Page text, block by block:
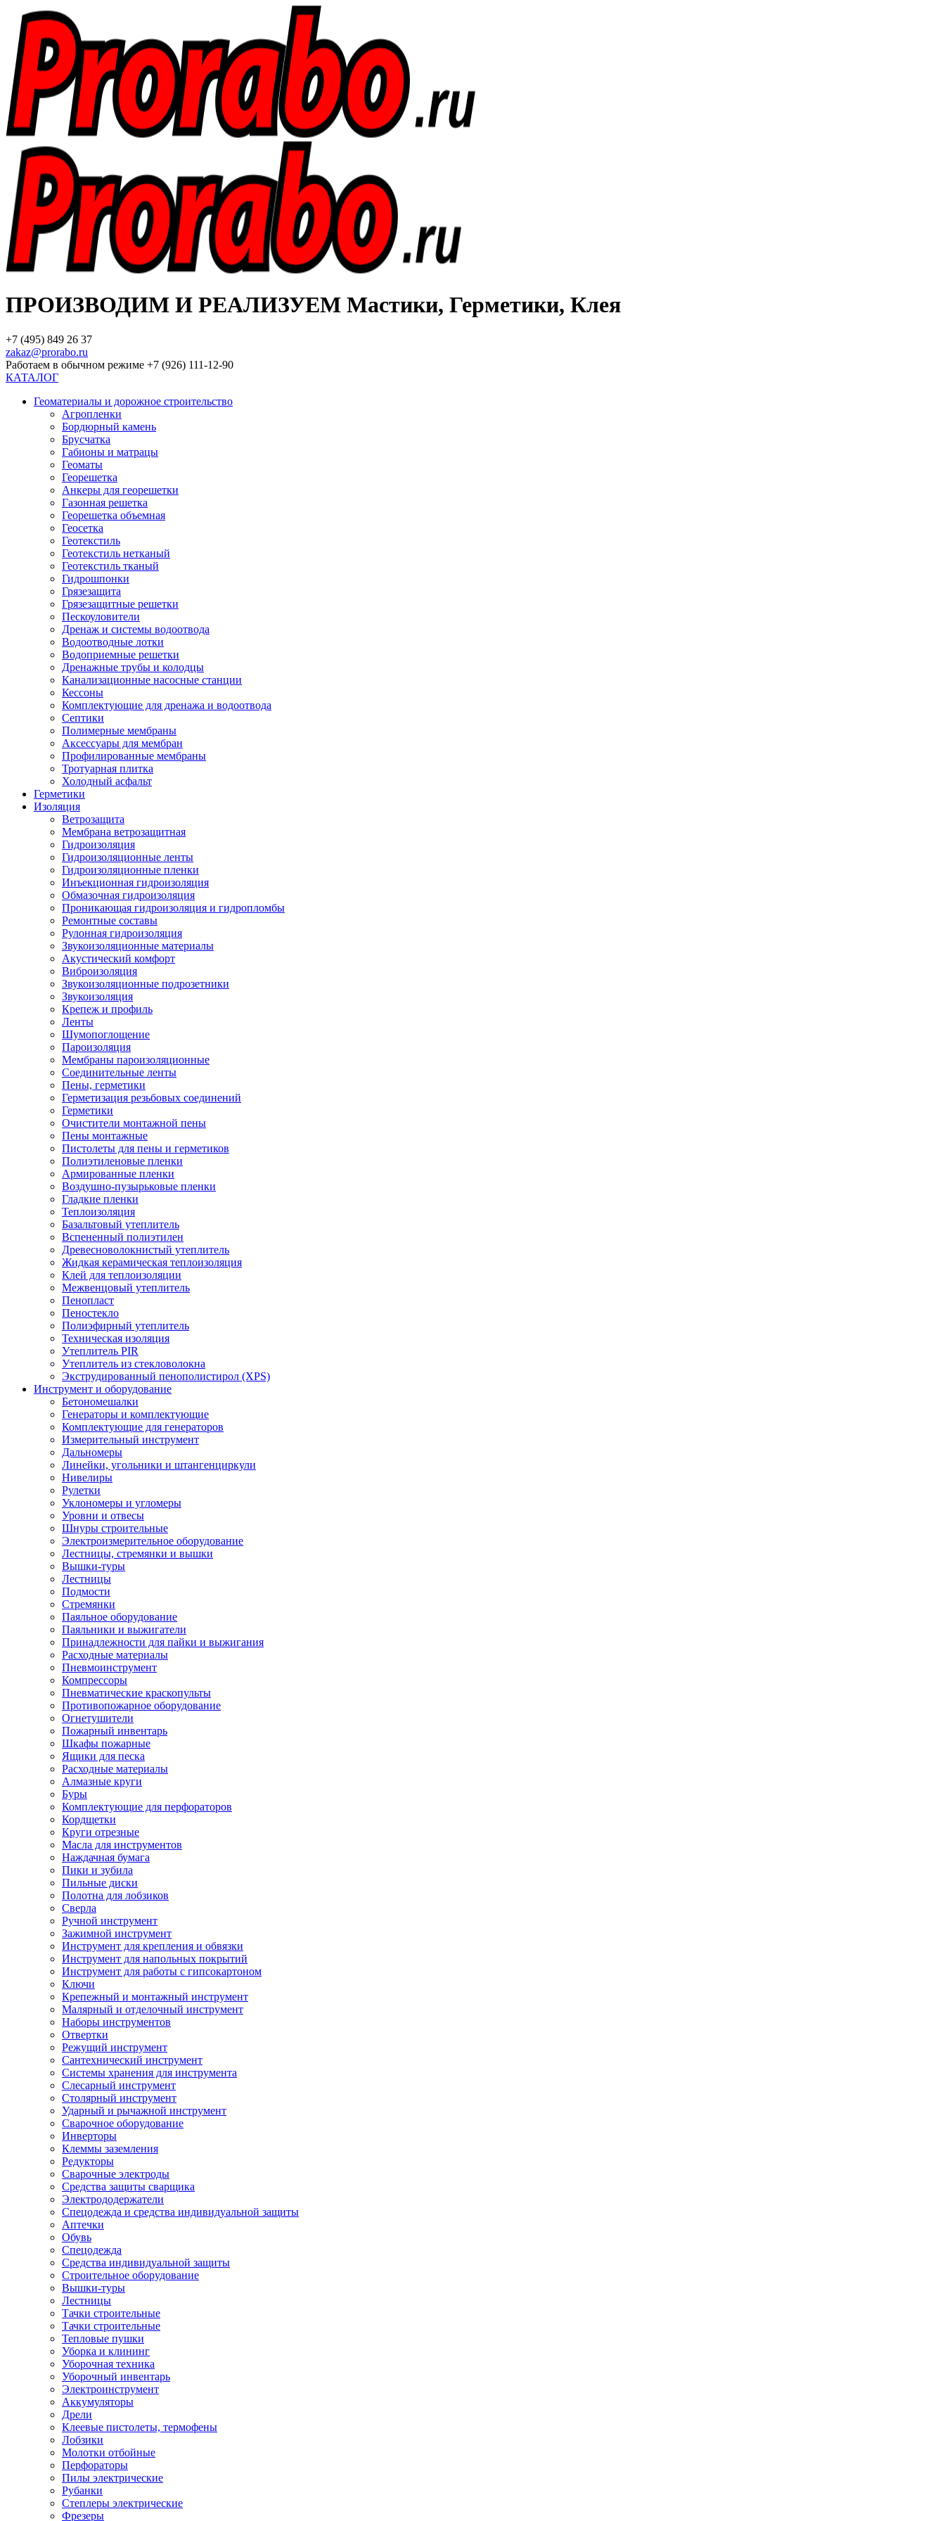
ПРОИЗВОДИМ И РЕАЛИЗУЕМ Мастики, Герметики, Клея
+7 (495) 849 26 37
zakaz@prorabo.ru
Работаем в обычном режиме +7 (926) 111-12-90
КАТАЛОГ
Геоматериалы и дорожное строительство
Агропленки
Бордюрный камень
Брусчатка
Габионы и матрацы
Геоматы
Георешетка
Анкеры для георешетки
Газонная решетка
Георешетка объемная
Геосетка
Геотекстиль
Геотекстиль нетканый
Геотекстиль тканый
Гидрошпонки
Грязезащита
Грязезащитные решетки
Пескоуловители
Дренаж и системы водоотвода
Водоотводные лотки
Водоприемные решетки
Дренажные трубы и колодцы
Канализационные насосные станции
Кессоны
Комплектующие для дренажа и водоотвода
Септики
Полимерные мембраны
Аксессуары для мембран
Профилированные мембраны
Тротуарная плитка
Холодный асфальт
Герметики
Изоляция
Ветрозащита
Мембрана ветрозащитная
Гидроизоляция
Гидроизоляционные ленты
Гидроизоляционные пленки
Инъекционная гидроизоляция
Обмазочная гидроизоляция
Проникающая гидроизоляция и гидропломбы
Ремонтные составы
Рулонная гидроизоляция
Звукоизоляционные материалы
Акустический комфорт
Виброизоляция
Звукоизоляционные подрозетники
Звукоизоляция
Крепеж и профиль
Ленты
Шумопоглощение
Пароизоляция
Мембраны пароизоляционные
Соединительные ленты
Пены, герметики
Герметизация резьбовых соединений
Герметики
Очистители монтажной пены
Пены монтажные
Пистолеты для пены и герметиков
Полиэтиленовые пленки
Армированные пленки
Воздушно-пузырьковые пленки
Гладкие пленки
Теплоизоляция
Базальтовый утеплитель
Вспененный полиэтилен
Древесноволокнистый утеплитель
Жидкая керамическая теплоизоляция
Клей для теплоизоляции
Межвенцовый утеплитель
Пенопласт
Пеностекло
Полиэфирный утеплитель
Техническая изоляция
Утеплитель PIR
Утеплитель из стекловолокна
Экструдированный пенополистирол (XPS)
Инструмент и оборудование
Бетономешалки
Генераторы и комплектующие
Комплектующие для генераторов
Измерительный инструмент
Дальномеры
Линейки, угольники и штангенциркули
Нивелиры
Рулетки
Уклономеры и угломеры
Уровни и отвесы
Шнуры строительные
Электроизмерительное оборудование
Лестницы, стремянки и вышки
Вышки-туры
Лестницы
Подмости
Стремянки
Паяльное оборудование
Паяльники и выжигатели
Принадлежности для пайки и выжигания
Расходные материалы
Пневмоинструмент
Компрессоры
Пневматические краскопульты
Противопожарное оборудование
Огнетушители
Пожарный инвентарь
Шкафы пожарные
Ящики для песка
Расходные материалы
Алмазные круги
Буры
Комплектующие для перфораторов
Кордщетки
Круги отрезные
Масла для инструментов
Наждачная бумага
Пики и зубила
Пильные диски
Полотна для лобзиков
Сверла
Ручной инструмент
Зажимной инструмент
Инструмент для крепления и обвязки
Инструмент для напольных покрытий
Инструмент для работы с гипсокартоном
Ключи
Крепежный и монтажный инструмент
Малярный и отделочный инструмент
Наборы инструментов
Отвертки
Режущий инструмент
Сантехнический инструмент
Системы хранения для инструмента
Слесарный инструмент
Столярный инструмент
Ударный и рычажной инструмент
Сварочное оборудование
Инверторы
Клеммы заземления
Редукторы
Сварочные электроды
Средства защиты сварщика
Электрододержатели
Спецодежда и средства индивидуальной защиты
Аптечки
Обувь
Спецодежда
Средства индивидуальной защиты
Строительное оборудование
Вышки-туры
Лестницы
Тачки строительные
Тачки строительные
Тепловые пушки
Уборка и клининг
Уборочная техника
Уборочный инвентарь
Электроинструмент
Аккумуляторы
Дрели
Клеевые пистолеты, термофены
Лобзики
Молотки отбойные
Перфораторы
Пилы электрические
Рубанки
Степлеры электрические
Фрезеры